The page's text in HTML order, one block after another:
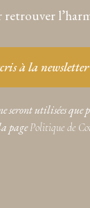
à la
seront utilisées
pagePolitique de